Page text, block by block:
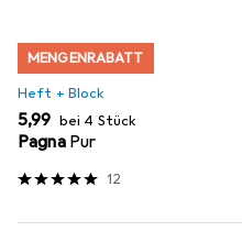
MENGENRABATT
Heft + Block
EUR
5,99 bei 4 Stück
Pagna Pur
12